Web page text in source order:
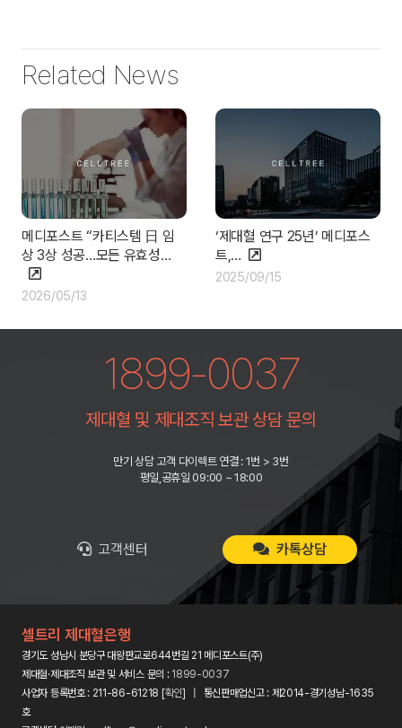
Related News
메디포스트 “카티스템 日 임
상 3상 성공…모든 유효성…
2026/05/13
‘제대혈 연구 25년’ 메디포스
트,…
2025/09/15
1899-0037
제대혈 및 제대조직 보관 상담 문의
만기 상담 고객 다이렉트 연결 : 1번 > 3번
평일,공휴일 09:00 ~ 18:00
고객센터 카톡상담
셀트리 제대혈은행
경기도 성남시 분당구 대왕판교로644번길 21 메디포스트(주)
제대혈·제대조직 보관 및 서비스 문의 : 1899-0037
사업자 등록번호 : 211-86-61218 [확인] | 통신판매업신고 : 제2014-경기성남-1635
호